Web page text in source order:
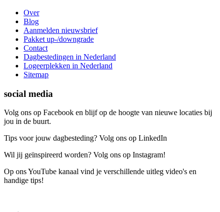
Over
Blog
Aanmelden nieuwsbrief
Pakket up-/downgrade
Contact
Dagbestedingen in Nederland
Logeerplekken in Nederland
Sitemap
social media
Volg ons op Facebook en blijf op de hoogte van nieuwe locaties bij
jou in de buurt.
Tips voor jouw dagbesteding? Volg ons op LinkedIn
Wil jij geïnspireerd worden? Volg ons op Instagram!
Op ons YouTube kanaal vind je verschillende uitleg video's en
handige tips!